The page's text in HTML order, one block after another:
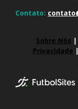
Contato:
Sobre Nós |
Privacidade |